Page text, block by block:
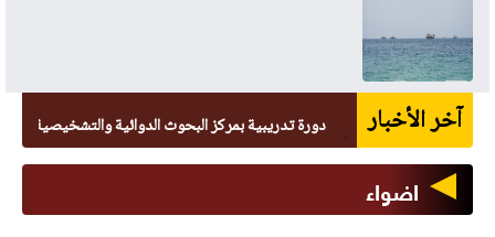
آخر الأخباردورة تدريبية بمركز البحوث الدوائية والتشخيصية في عمان
اضواء